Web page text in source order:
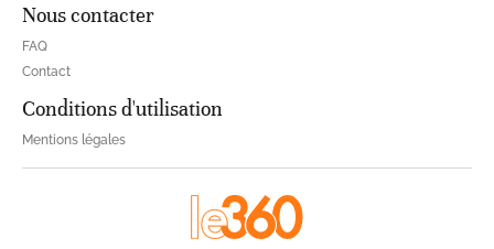
Nous contacter
FAQ
Contact
Conditions d'utilisation
Mentions légales